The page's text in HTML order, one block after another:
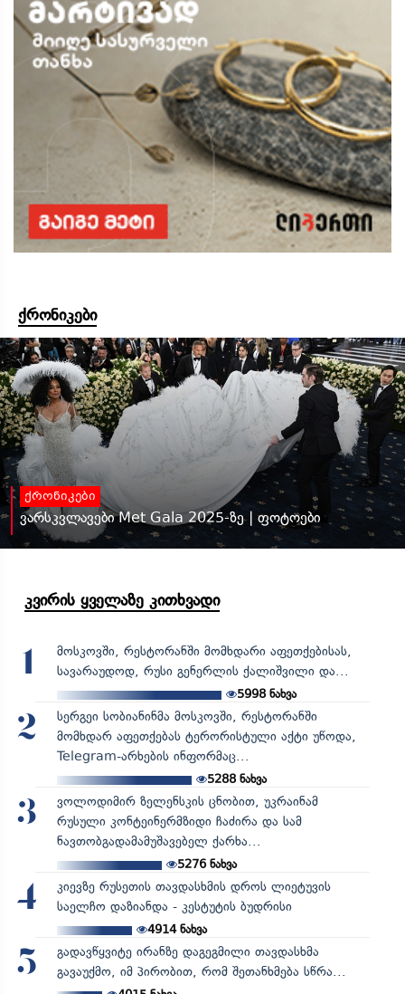
ქრონიკები
ქრონიკები
ვარსკვლავები Met Gala 2025-ზე | ფოტოები
კვირის ყველაზე კითხვადი
1
მოსკოვში, რესტორანში მომხდარი აფეთქებისას,
სავარაუდოდ, რუსი გენერლის ქალიშვილი და...
5998 ნახვა
2
სერგეი სობიანინმა მოსკოვში, რესტორანში
მომხდარ აფეთქებას ტერორისტული აქტი უწოდა,
Telegram-არხების ინფორმაც...
5288ნახვა
3
ვოლოდიმირ ზელენსკის ცნობით, უკრაინამ
რუსული კონტეინერმზიდი ჩაძირა და სამ
ნავთობგადამამუშავებელ ქარხა...
5276ნახვა
4
კიევზე რუსეთის თავდასხმის დროს ლიეტუვის
საელჩო დაზიანდა - კესტუტის ბუდრისი
4914ნახვა
5
გადავწყვიტე ირანზე დაგეგმილი თავდასხმა
გავაუქმო, იმ პირობით, რომ შეთანხმება სწრა...